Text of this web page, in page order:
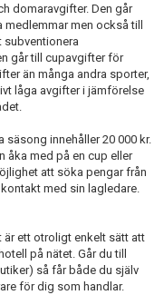
domaravgifter. Den går
men också till
subventionera
går till cupavgifter för
än många andra sporter,
låga avgifter i jämförelse
innehåller 20 000 kr.
åka med på en cup eller
att söka pengar från
med sin lagledare.
är ett otroligt enkelt sätt att
på nätet. Går du till
så får både du själv
för dig som handlar.